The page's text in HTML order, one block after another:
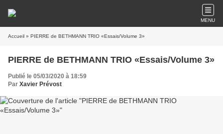
MENU
Accueil » PIERRE de BETHMANN TRIO «Essais/Volume 3»
PIERRE de BETHMANN TRIO «Essais/Volume 3»
Publié le 05/03/2020 à 18:59
Par Xavier Prévost